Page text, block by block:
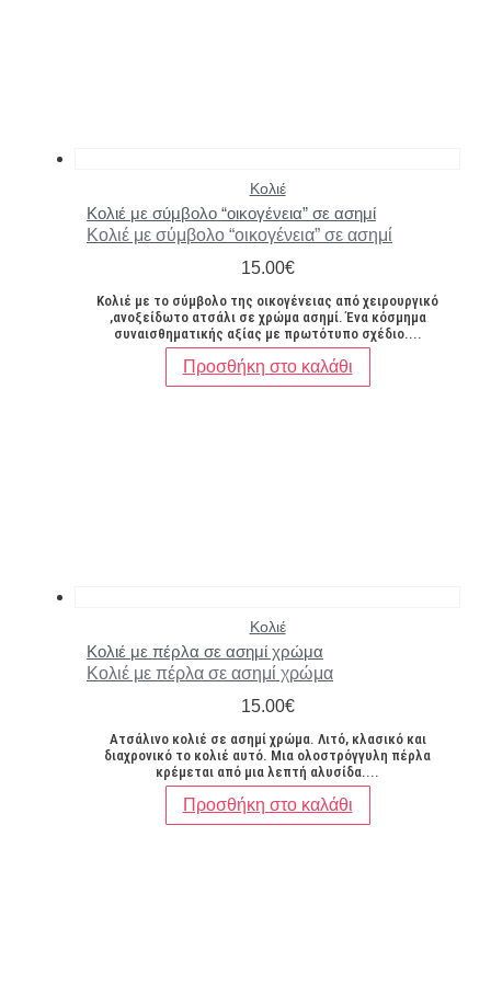
Κολιέ
Κολιέ με σύμβολο “οικογένεια” σε ασημί
Κολιέ με σύμβολο “οικογένεια” σε ασημί
15.00€
Κολιέ με το σύμβολο της οικογένειας από χειρουργικό
,ανοξείδωτο ατσάλι σε χρώμα ασημί. Ένα κόσμημα
συναισθηματικής αξίας με πρωτότυπο σχέδιο....
Προσθήκη στο καλάθι
Κολιέ
Κολιέ με πέρλα σε ασημί χρώμα
Κολιέ με πέρλα σε ασημί χρώμα
15.00€
Ατσάλινο κολιέ σε ασημί χρώμα. Λιτό, κλασικό και
διαχρονικό το κολιέ αυτό. Μια ολοστρόγγυλη πέρλα
κρέμεται από μια λεπτή αλυσίδα....
Προσθήκη στο καλάθι